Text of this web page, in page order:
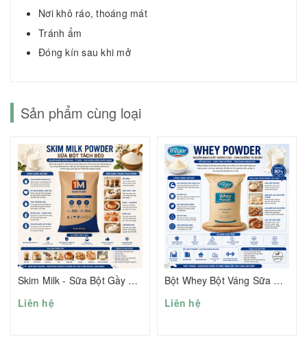
Nơi khô ráo, thoáng mát
Tránh ẩm
Đóng kín sau khi mở
Sản phẩm cùng loại
Skim Milk - Sữa Bột Gầy Đạm 31.8%
Liên hệ
Bột Whey Bột Váng Sữa Whey Powder Tregar
Liên hệ